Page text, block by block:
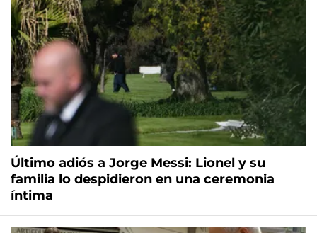
Último adiós a Jorge Messi: Lionel y su
familia lo despidieron en una ceremonia
íntima